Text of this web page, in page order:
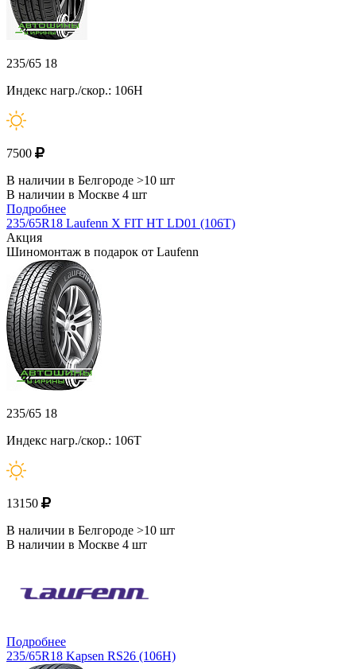
235/65 18
Индекс нагр./скор.: 106H
7500
В наличии в Белгороде >10 шт
В наличии в Москве 4 шт
Подробнее
235/65R18 Laufenn X FIT HT LD01 (106T)
Акция
Шиномонтаж в подарок от Laufenn
235/65 18
Индекс нагр./скор.: 106T
13150
В наличии в Белгороде >10 шт
В наличии в Москве 4 шт
Подробнее
235/65R18 Kapsen RS26 (106H)